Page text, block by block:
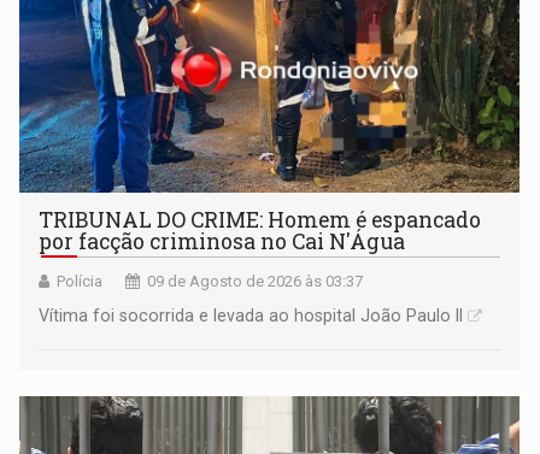
TRIBUNAL DO CRIME: Homem é espancado
por facção criminosa no Cai N'Água
Polícia 09 de Agosto de 2026 às 03:37
Vítima foi socorrida e levada ao hospital João Paulo II